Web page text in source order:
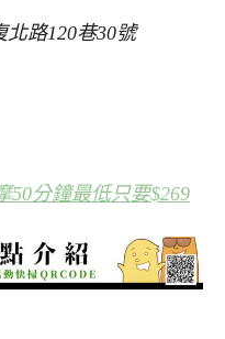
路120巷30號
50分鐘最低只要$269